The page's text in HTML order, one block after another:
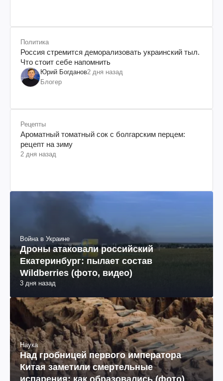
Политика
Россия стремится деморализовать украинский тыл.
Что стоит себе напомнить
Юрий Богданов2 дня назад
Блогер
Рецепты
Ароматный томатный сок с болгарским перцем:
рецепт на зиму
2 дня назад
Война в Украине
Дроны атаковали российский
Екатеринбург: пылает состав
Wildberries (фото, видео)
3 дня назад
Наука
Над гробницей первого императора
Китая заметили смертельные